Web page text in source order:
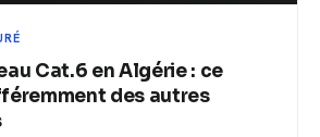
Cat.6 en Algérie : ce
des autres